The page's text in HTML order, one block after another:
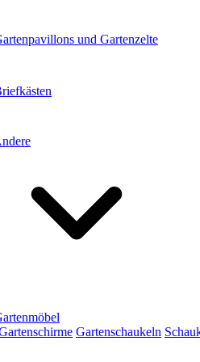
und Gartenzelte
Gartenschaukeln